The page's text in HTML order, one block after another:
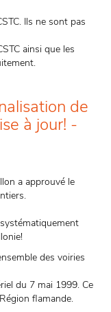
Ils ne sont pas
ainsi que les
de
à jour! -
a approuvé le
des voiries
du 7 mai 1999. Ce
flamande.